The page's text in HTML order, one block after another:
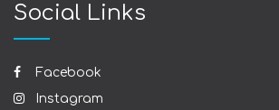
Social Links
Facebook
Instagram